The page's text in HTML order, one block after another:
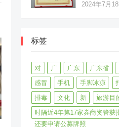
2024年7月18
标签
对 广 广东 广东省
感冒
手机 手脚冰凉
排毒
文化 新 旅游目
时隔近4年第17家券商资管获
还要申请公募牌照